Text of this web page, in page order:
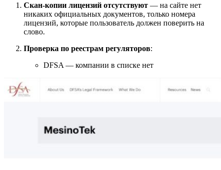
Скан-копии лицензий отсутствуют — на сайте нет
никаких официальных документов, только номера
лицензий, которые пользователь должен поверить на
слово.
Проверка по реестрам регуляторов:
DFSA — компании в списке нет